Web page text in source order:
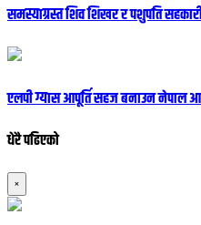
समस्याग्रस्त शिव शिखर र पशुपति
एलपी ग्यास आपूर्ति सहज बनाउन नेपाल
धेरै पढिएको
×